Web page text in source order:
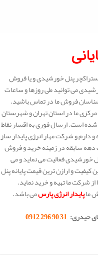
پنل خورشیدی و یا فروش
می توانید طی روزها و ساعات
فروش ما در تماس باشید.
ما در استان تهران و شهرستان
شده است. ارسال فوری به اقسار نقاط
دارم و شرکت مهار انرژی پایدار ساز
دهه سابقه در زمینه خرید و فروش
خورشیدی فعالیت می نماید و می
کیفیت و ارازن ترین قیمت پایانه پنل
شرکت ما تهیه و خرید نماید.
ماپایدار انرژی پارسمی باشد.
حیدری: 31 90 296 0912